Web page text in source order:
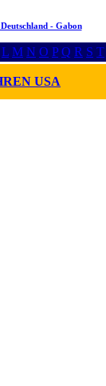
- Gabon
L M N O P Q R S T
USA